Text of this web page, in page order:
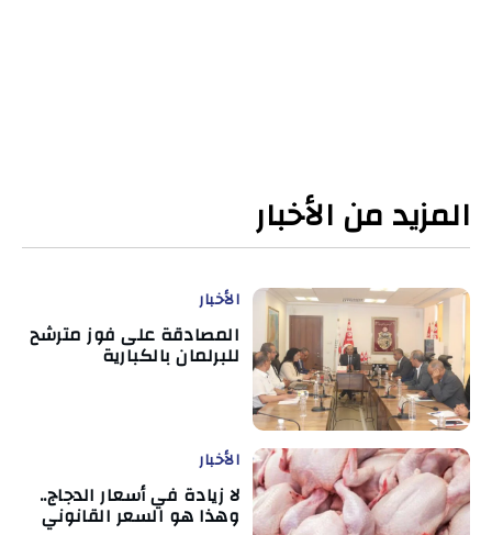
المزيد من الأخبار
الأخبار
المصادقة على فوز مترشح
للبرلمان بالكبارية
الأخبار
لا زيادة في أسعار الدجاج..
وهذا هو السعر القانوني